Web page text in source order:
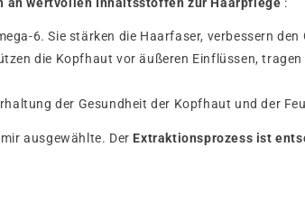
6. Sie stärken die Haarfaser, verbessern
die Kopfhaut vor äußeren Einflüssen,
der Gesundheit der Kopfhaut und der
ausgewählte. Der Extraktionsprozess ist